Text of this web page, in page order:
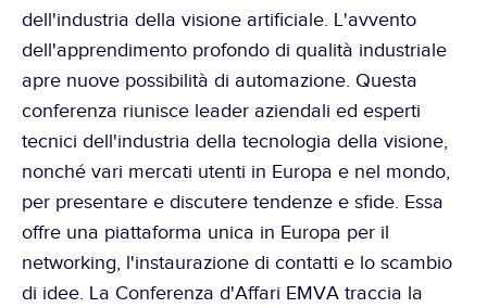
dell'industria della visione artificiale. L'avvento
dell'apprendimento profondo di qualità industriale
apre nuove possibilità di automazione. Questa
conferenza riunisce leader aziendali ed esperti
tecnici dell'industria della tecnologia della visione,
nonché vari mercati utenti in Europa e nel mondo,
per presentare e discutere tendenze e sfide. Essa
offre una piattaforma unica in Europa per il
networking, l'instaurazione di contatti e lo scambio
di idee. La Conferenza d'Affari EMVA traccia la